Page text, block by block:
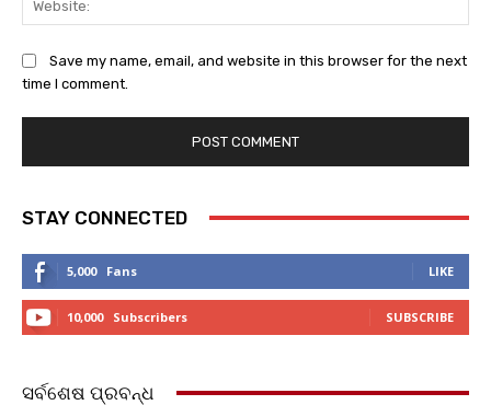
Save my name, email, and website in this browser for the next
time I comment.
STAY CONNECTED
5,000 Fans LIKE
10,000 Subscribers SUBSCRIBE
ସର୍ବଶେଷ ପ୍ରବନ୍ଧ